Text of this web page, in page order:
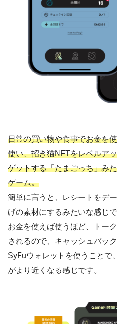
日常の買い物や食事でお金を
使い、招き猫NFTをレベルア
ゲットする「たまごっち」み
ゲーム。
簡単に言うと、レシートをデ
げの素材にするみたいな感じで
お金を使えば使うほど、トー
されるので、キャッシュバッ
SyFuウォレットを使うことで
がより近くなる感じです。